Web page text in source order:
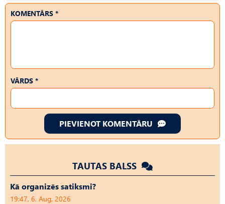
KOMENTĀRS *
VĀRDS *
PIEVIENOT KOMENTĀRU
TAUTAS BALSS
Kā organizēs satiksmi?
19:47, 6. Aug, 2026